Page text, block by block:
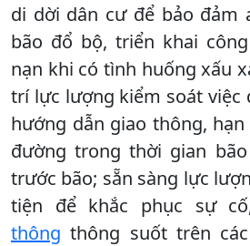
di dời dân cư để bảo đảm
bão đổ bộ, triển khai
nạn khi có tình huống xấu
trí lực lượng kiểm soát việc
hướng dẫn giao thông,
đường trong thời gian
trước bão; sẵn sàng lực
tiện để khắc phục sự
thông thông suốt trên